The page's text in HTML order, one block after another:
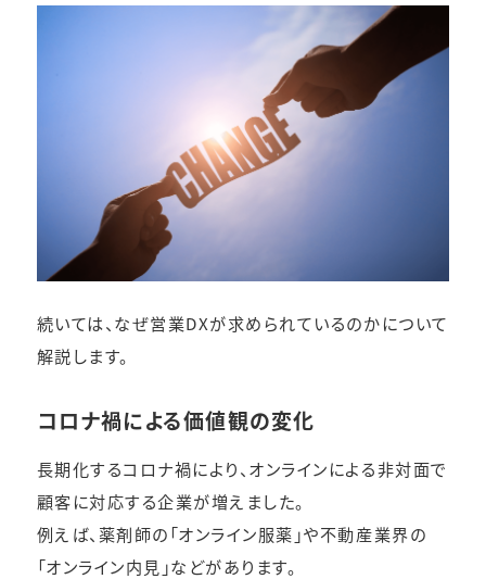
続いては、なぜ営業DXが求められているのかについて
解説します。
コロナ禍による価値観の変化
長期化するコロナ禍により、オンラインによる非対面で
顧客に対応する企業が増えました。
例えば、薬剤師の「オンライン服薬」や不動産業界の
「オンライン内見」などがあります。